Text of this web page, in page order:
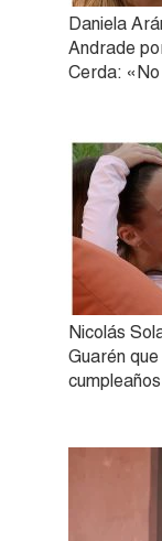
Daniela
Andrade
Cerda:
Nicolás
Guarén